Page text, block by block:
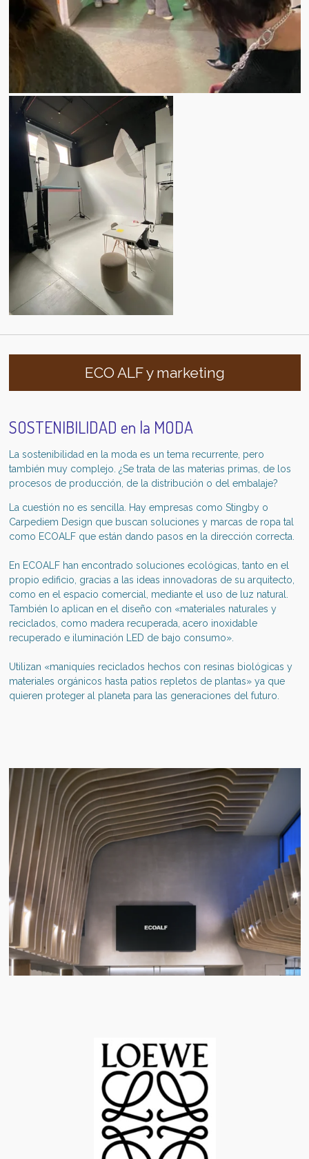
ECO ALF y marketing
SOSTENIBILIDAD en la MODA
La sostenibilidad en la moda es un tema recurrente, pero
también muy complejo. ¿Se trata de las materias primas, de los
procesos de producción, de la distribución o del embalaje?
La cuestión no es sencilla. Hay empresas como Stingby o
Carpediem Design que buscan soluciones y marcas de ropa tal
como ECOALF que están dando pasos en la dirección correcta.
En ECOALF han encontrado soluciones ecológicas, tanto en el
propio edificio, gracias a las ideas innovadoras de su arquitecto,
como en el espacio comercial, mediante el uso de luz natural.
También lo aplican en el diseño con «materiales naturales y
reciclados, como madera recuperada, acero inoxidable
recuperado e iluminación LED de bajo consumo».
Utilizan «maniquíes reciclados hechos con resinas biológicas y
materiales orgánicos hasta patios repletos de plantas» ya que
quieren proteger al planeta para las generaciones del futuro.